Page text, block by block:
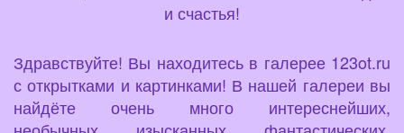
и счастья!
Здравствуйте! Вы находитесь в галерее 123ot.ru
с открытками и картинками! В нашей галереи вы
найдёте очень много интереснейших,